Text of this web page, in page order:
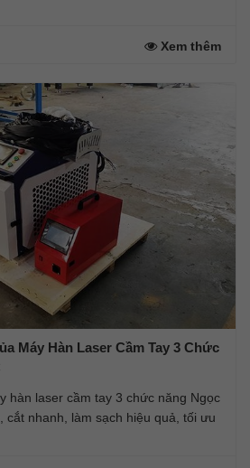
Xem thêm
Máy Hàn Laser Cầm Tay 3 Chức
hàn laser cầm tay 3 chức năng Ngọc
cắt nhanh, làm sạch hiệu quả, tối ưu